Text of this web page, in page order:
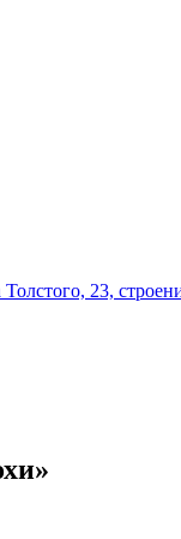
Толстого, 23,